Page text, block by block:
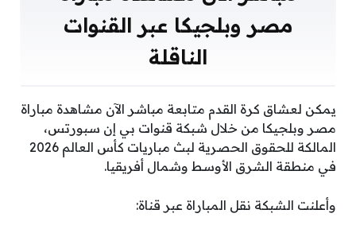
مصر وبلجيكا عبر القنوات
الناقلة
يمكن لعشاق كرة القدم متابعة مباشر الآن مشاهدة مباراة
مصر وبلجيكا من خلال شبكة قنوات بي إن سبورتس،
المالكة للحقوق الحصرية لبث مباريات كأس العالم 2026
في منطقة الشرق الأوسط وشمال أفريقيا.
وأعلنت الشبكة نقل المباراة عبر قناة: